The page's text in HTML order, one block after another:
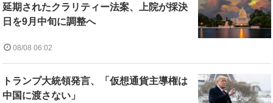
延期されたクラリティー法案、上院が採決
日を9月中旬に調整へ
08/08 06:02
トランプ大統領発言、「仮想通貨主導権は
中国に渡さない」